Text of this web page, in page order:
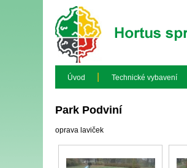
Úvod Technické vybavení
Park Podviní
oprava laviček